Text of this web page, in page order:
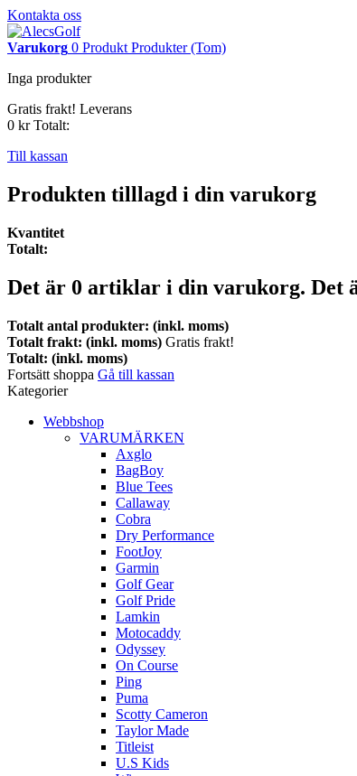
Kontakta oss
Varukorg 0 Produkt Produkter (Tom)
Inga produkter
Gratis frakt! Leverans
0 kr Totalt:
Till kassan
Produkten tilllagd i din varukorg
Kvantitet
Totalt:
Det är 0 artiklar i din varukorg. Det
Totalt antal produkter: (inkl. moms)
Totalt frakt: (inkl. moms) Gratis frakt!
Totalt: (inkl. moms)
Fortsätt shoppa Gå till kassan
Kategorier
Webbshop
VARUMÄRKEN
Axglo
BagBoy
Blue Tees
Callaway
Cobra
Dry Performance
FootJoy
Garmin
Golf Gear
Golf Pride
Lamkin
Motocaddy
Odyssey
On Course
Ping
Puma
Scotty Cameron
Taylor Made
Titleist
U.S Kids